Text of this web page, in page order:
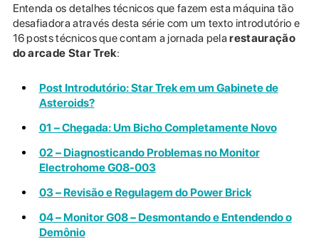
Entenda os detalhes técnicos que fazem esta máquina tão
desafiadora através desta série com um texto introdutório e
16 posts técnicos que contam a jornada pelarestauração
do arcade Star Trek:
Post Introdutório: Star Trek em um Gabinete de
Asteroids?
01 – Chegada: Um Bicho Completamente Novo
02 – Diagnosticando Problemas no Monitor
Electrohome G08-003
03 – Revisão e Regulagem do Power Brick
04 – Monitor G08 – Desmontando e Entendendo o
Demônio